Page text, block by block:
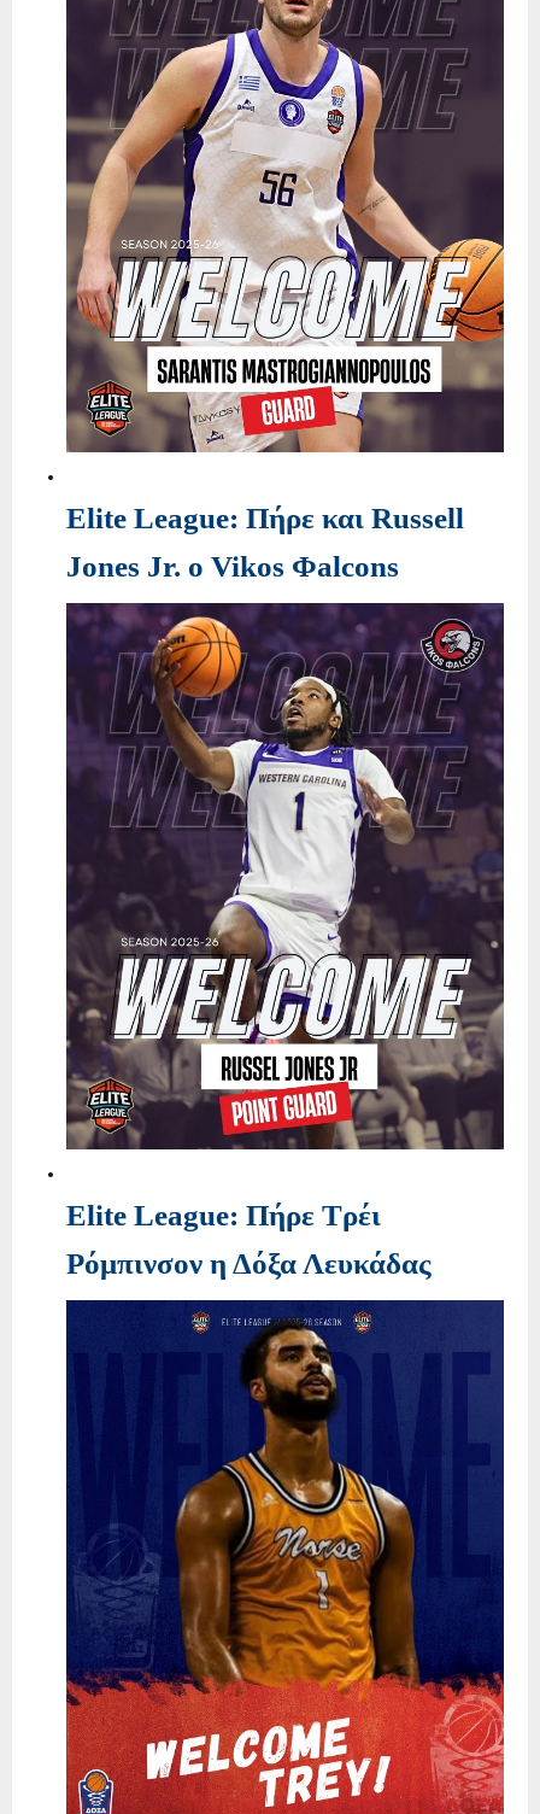
Elite League: Πήρε και Russell
Jones Jr. ο Vikos Φalcons
Elite League: Πήρε Τρέι
Ρόμπινσον η Δόξα Λευκάδας